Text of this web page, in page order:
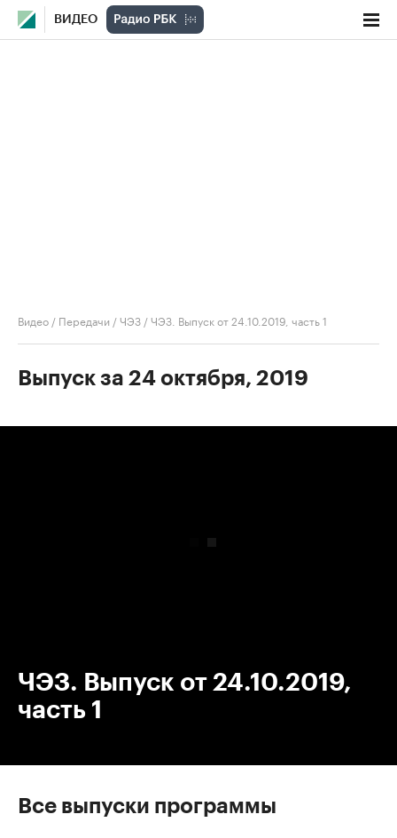
ВИДЕО
Видео / Передачи /ЧЭЗ /ЧЭЗ. Выпуск от 24.10.2019, часть 1
Выпуск за 24 октября, 2019
ЧЭЗ. Выпуск от 24.10.2019,
часть 1
Все выпуски программы